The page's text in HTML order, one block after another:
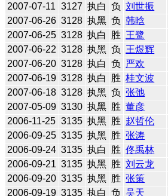
2007-07-11 3127 执白 负 刘世振
2007-06-26 3128 执黑 负 韩晗
2007-06-25 3128 执白 胜 王鹭
2007-06-22 3128 执黑 负 王煜辉
2007-06-20 3128 执白 负 严欢
2007-06-19 3128 执白 胜 桂文波
2007-06-18 3128 执黑 负 张弛
2007-05-09 3130 执黑 胜 董彦
2006-11-25 3135 执黑 胜 赵哲伦
2006-09-25 3135 执黑 胜 张涛
2006-09-24 3135 执白 胜 佟禹林
2006-09-21 3135 执黑 胜 刘云龙
2006-09-20 3135 执黑 胜 张策
2006-09-19 3135 执白 负 吴天